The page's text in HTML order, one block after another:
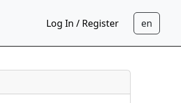
Log In / Register